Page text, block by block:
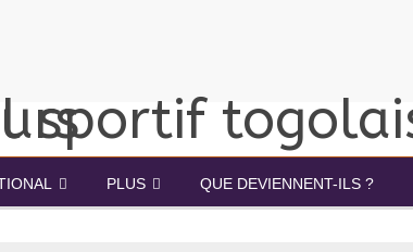
PLUS QUE DEVIENNENT-ILS ?